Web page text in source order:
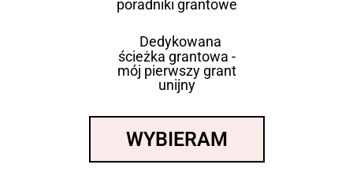
poradniki grantowe
Dedykowana
ścieżka grantowa -
mój pierwszy grant
unijny
WYBIERAM